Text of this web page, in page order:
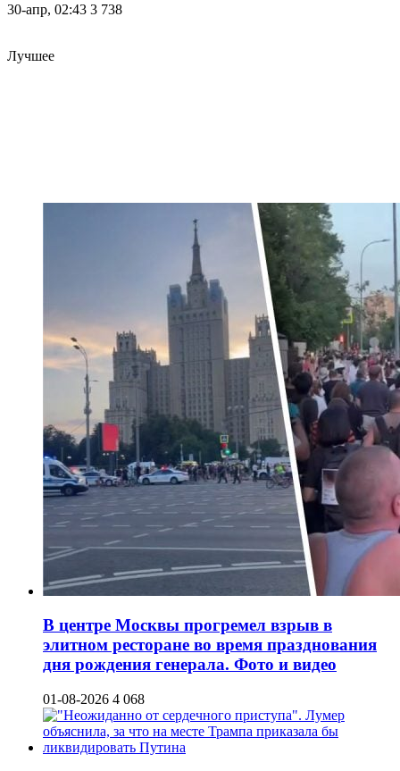
30-апр, 02:43 3 738
Лучшее
В центре Москвы прогремел взрыв в
элитном ресторане во время празднования
дня рождения генерала. Фото и видео
01-08-2026 4 068